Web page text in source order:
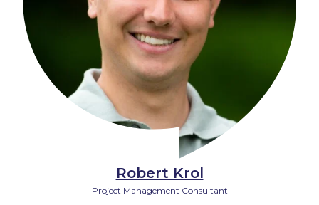
Robert Krol
Project Management Consultant